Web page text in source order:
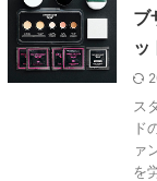
ブ
ッ
ス
ド
ァ
を